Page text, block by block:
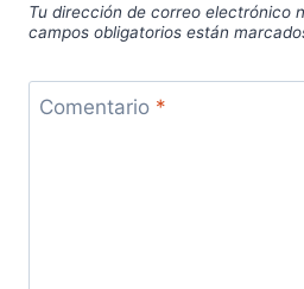
Tu dirección de correo electrónico
campos obligatorios están
Comentario *